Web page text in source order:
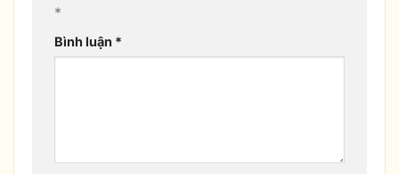
*
Bình luận *